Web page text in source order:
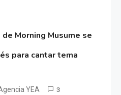
Morning Musume se
para cantar tema
YEA 3